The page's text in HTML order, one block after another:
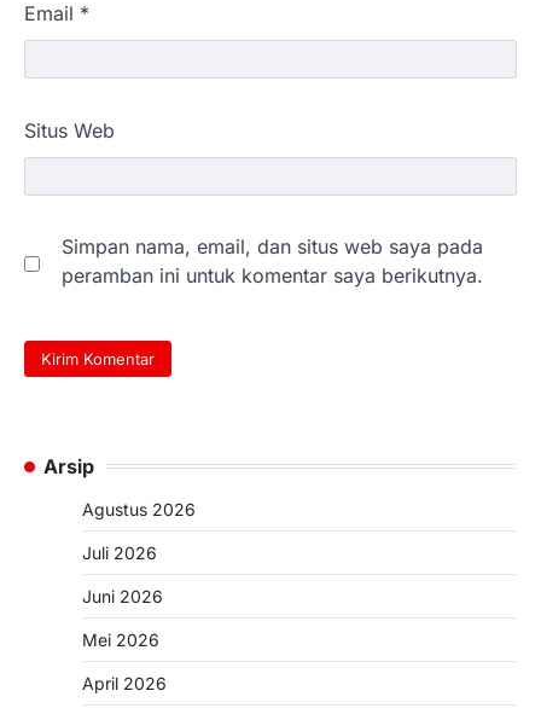
Email *
Situs Web
Simpan nama, email, dan situs web saya pada
peramban ini untuk komentar saya berikutnya.
Arsip
Agustus 2026
Juli 2026
Juni 2026
Mei 2026
April 2026